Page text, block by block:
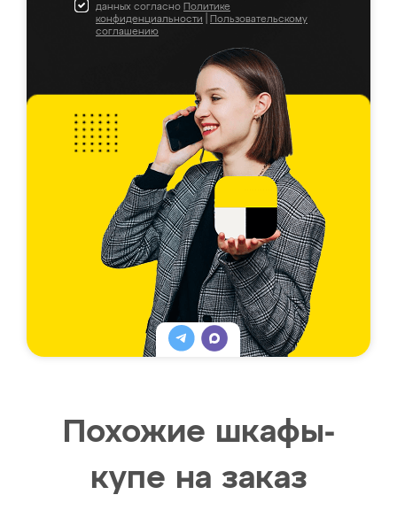
данных согласно Политике
конфиденциальности
Пользовательскому
соглашению
Похожие шкафы-
купе на заказ